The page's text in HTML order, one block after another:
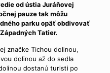
od ústia Juráňovej
pauze tak môžu
parku opäť obdivovať
Tatier.
značke Tichou dolinou,
dolinou až do sedla
dostanú turisti po